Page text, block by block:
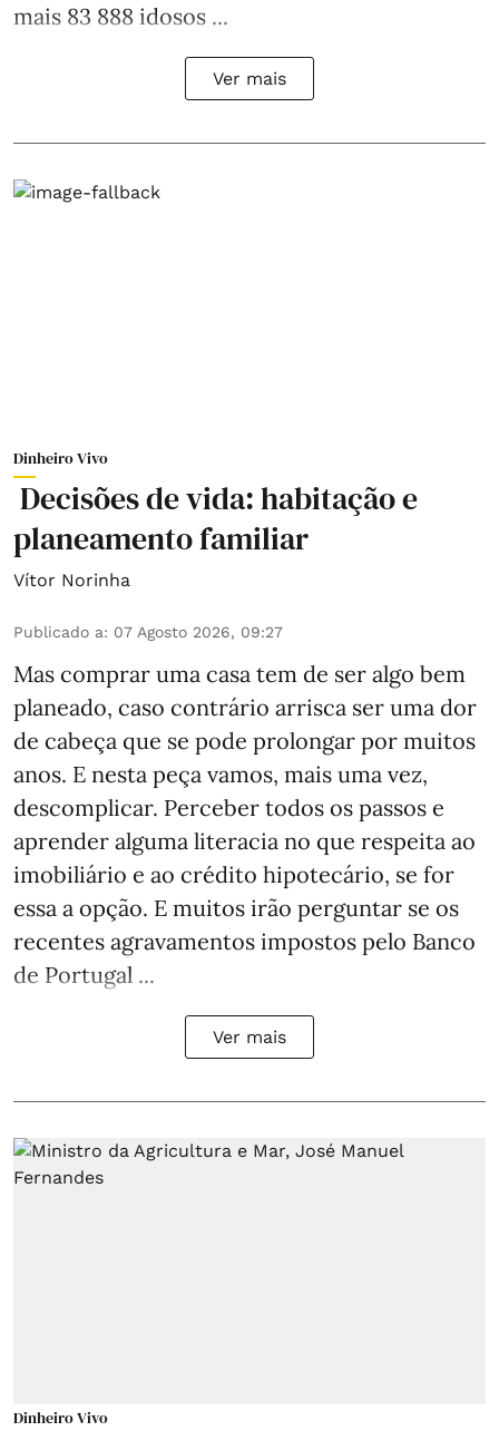
mais 83 888 idosos ...
Ver mais
Dinheiro Vivo
Decisões de vida: habitação e
planeamento familiar
Vítor Norinha
Publicado a: 07 Agosto 2026, 09:27
Mas comprar uma casa tem de ser algo bem
planeado, caso contrário arrisca ser uma dor
de cabeça que se pode prolongar por muitos
anos. E nesta peça vamos, mais uma vez,
descomplicar. Perceber todos os passos e
aprender alguma literacia no que respeita ao
imobiliário e ao crédito hipotecário, se for
essa a opção. E muitos irão perguntar se os
recentes agravamentos impostos pelo Banco
de Portugal ...
Ver mais
Dinheiro Vivo